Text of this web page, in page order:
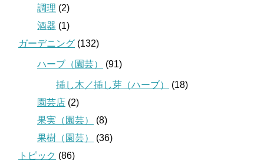
調理 (2)
酒器 (1)
ガーデニング (132)
ハーブ（園芸） (91)
挿し木／挿し芽（ハーブ）
(18)
園芸店 (2)
果実（園芸）
(8)
果樹（園芸）
(36)
トピック (86)